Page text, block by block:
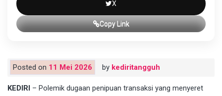
X
Copy Link
Posted on 11 Mei 2026 by kediritangguh
KEDIRI – Polemik dugaan penipuan transaksi yang menyeret